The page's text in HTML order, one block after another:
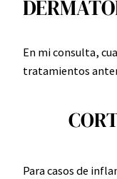
En mi consulta,
tratamientos
Para casos de